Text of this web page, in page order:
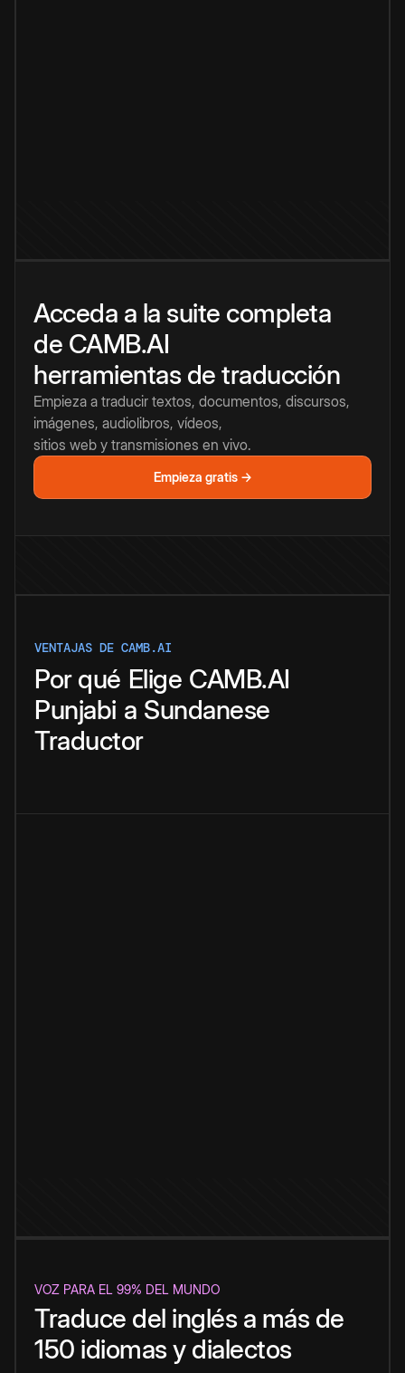
Acceda a la suite completa
de CAMB.AI
herramientas de traducción
Empieza a traducir textos, documentos, discursos,
imágenes, audiolibros, vídeos,
sitios web y transmisiones en vivo.
Empieza gratis →
VENTAJAS DE CAMB.AI
Por qué Elige CAMB.AI
Punjabi a Sundanese
Traductor
VOZ PARA EL 99% DEL MUNDO
Traduce del inglés a más de
150 idiomas y dialectos